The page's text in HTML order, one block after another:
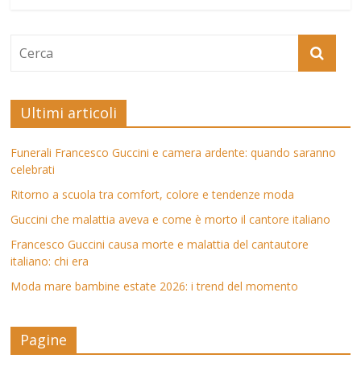
Ultimi articoli
Funerali Francesco Guccini e camera ardente: quando saranno
celebrati
Ritorno a scuola tra comfort, colore e tendenze moda
Guccini che malattia aveva e come è morto il cantore italiano
Francesco Guccini causa morte e malattia del cantautore
italiano: chi era
Moda mare bambine estate 2026: i trend del momento
Pagine